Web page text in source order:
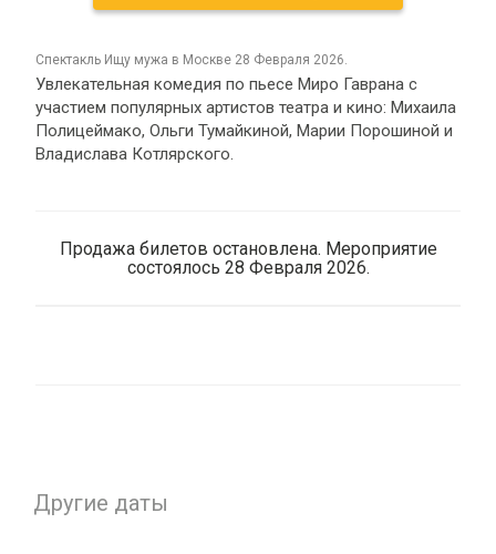
спектакль Ищу мужа в Москве 28 Февраля 2026.
Увлекательная комедия по пьесе Миро Гаврана с
участием популярных артистов театра и кино: Михаила
Полицеймако, Ольги Тумайкиной, Марии Порошиной и
Владислава Котлярского.
Продажа билетов остановлена. Мероприятие
состоялось 28 Февраля 2026.
Другие даты